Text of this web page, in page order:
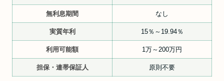
無利息期間 なし
実質年利 15％～19.94％
利用可能額 1万～200万円
担保・連帯保証人 原則不要